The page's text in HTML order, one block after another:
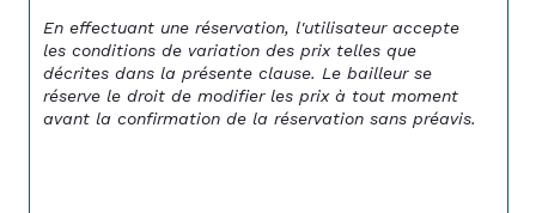
En effectuant une réservation, l'utilisateur accepte
les conditions de variation des prix telles que
décrites dans la présente clause. Le bailleur se
réserve le droit de modifier les prix à tout moment
avant la confirmation de la réservation sans préavis.